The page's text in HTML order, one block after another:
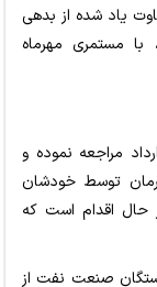
مبلغ مابه‌التفاوت یاد شده از بدهی
با مستمری مهرماه
مراجعه نموده و
توسط خودشان
حال اقدام است که
صنعت نفت از